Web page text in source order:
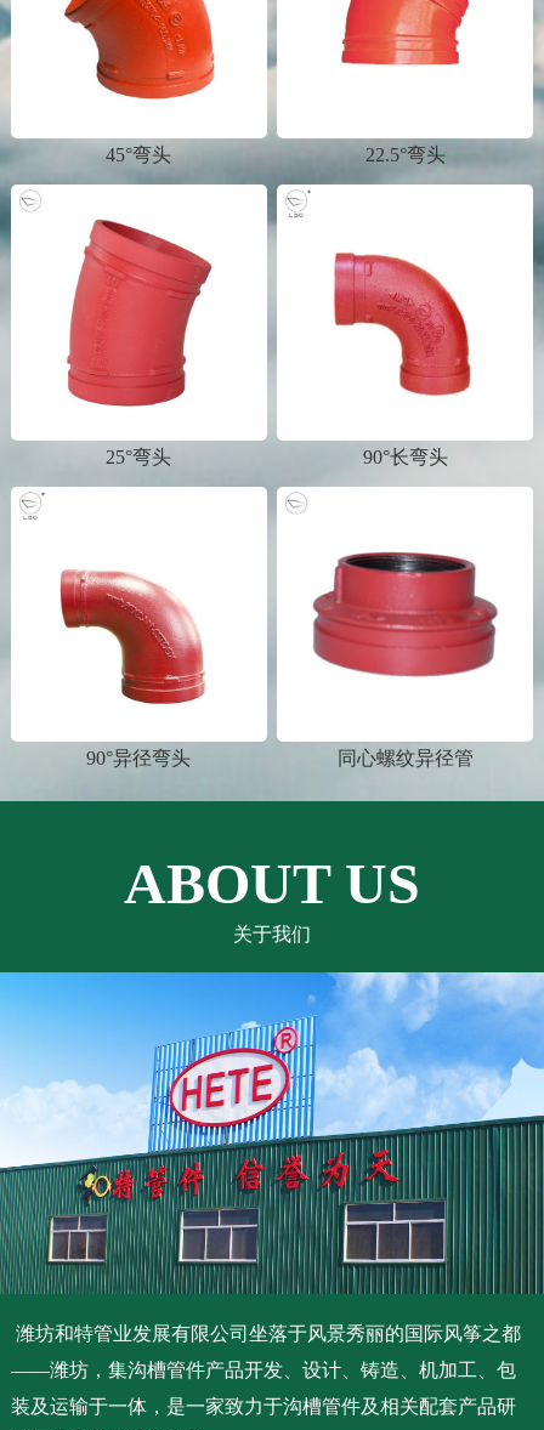
45°弯头 22.5°弯头
25°弯头 90°长弯头
90°异径弯头 同心螺纹异径管
ABOUT US
关于我们
潍坊和特管业发展有限公司坐落于风景秀丽的国际风筝之都
——潍坊，集沟槽管件产品开发、设计、铸造、机加工、包
装及运输于一体，是一家致力于沟槽管件及相关配套产品研